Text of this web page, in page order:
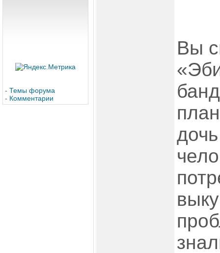
- Темы форума
- Комментарии
Вы